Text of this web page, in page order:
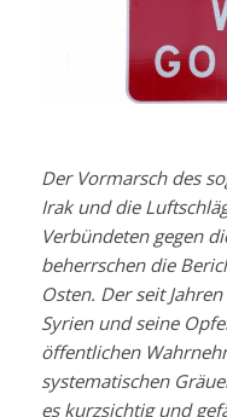
Der Vormarsch des
Irak und die
Verbündeten gegen
beherrschen die
Osten. Der seit
Syrien und seine
öffentlichen
systematischen
es kurzsichtig und